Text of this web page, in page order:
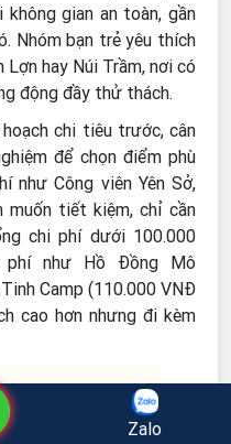
không gian an toàn, gần
Nhóm bạn trẻ yêu thích
hay Núi Trầm, nơi có
động đầy thử thách.
chi tiêu trước, cân
để chọn điểm phù
như Công viên Yên Sở,
muốn tiết kiệm, chỉ cần
chi phí dưới 100.000
phí như Hồ Đồng Mô
Camp (110.000 VNĐ
cao hơn nhưng đi kèm
Zalo